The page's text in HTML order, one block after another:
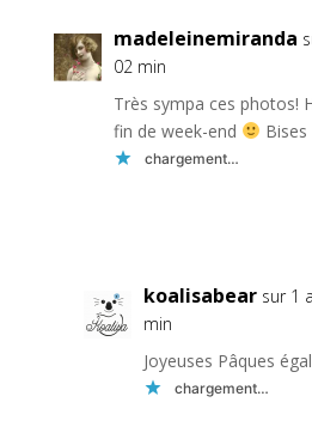
madeleinemiranda
02 min
Très sympa ces photos!
fin de week-end
Bises
chargement…
koalisabear sur 1
min
Joyeuses Pâques
chargement…